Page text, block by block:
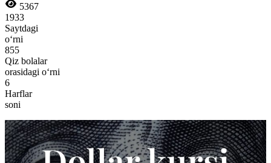
5367
1933
Saytdagi
o‘rni
855
Qiz bolalar
orasidagi o‘rni
6
Harflar
soni